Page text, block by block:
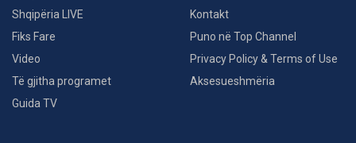
Shqipëria LIVE
Fiks Fare
Video
Të gjitha programet
Guida TV
Kontakt
Puno në Top Channel
Privacy Policy & Terms of Use
Aksesueshmëria